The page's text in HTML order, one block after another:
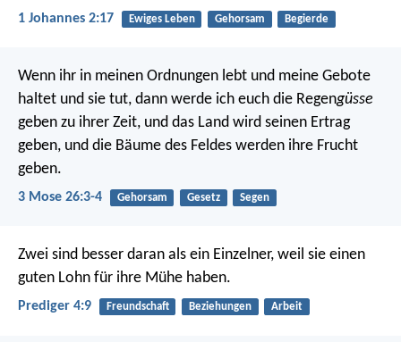
1 Johannes 2:17 Ewiges Leben Gehorsam Begierde
Wenn ihr in meinen Ordnungen lebt und meine Gebote
haltet und sie tut, dann werde ich euch die Regengüsse
geben zu ihrer Zeit, und das Land wird seinen Ertrag
geben, und die Bäume des Feldes werden ihre Frucht
geben.
3 Mose 26:3-4 Gehorsam Gesetz Segen
Zwei sind besser daran als ein Einzelner, weil sie einen
guten Lohn für ihre Mühe haben.
Prediger 4:9 Freundschaft Beziehungen Arbeit